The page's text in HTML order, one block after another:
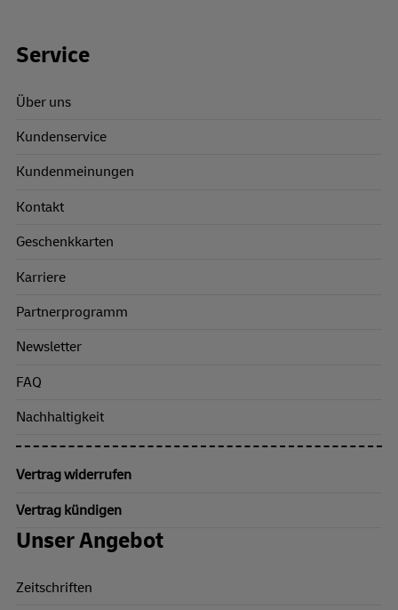
Footer Links
Service
Über uns
Kundenservice
Kundenmeinungen
Kontakt
Geschenkkarten
Karriere
Partnerprogramm
Newsletter
FAQ
Nachhaltigkeit
Vertrag widerrufen
Vertrag kündigen
Unser Angebot
Zeitschriften